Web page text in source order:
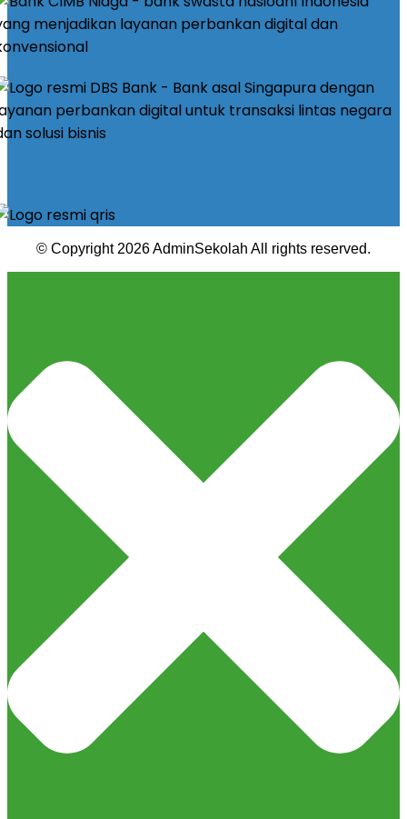
© Copyright 2026 AdminSekolah All rights reserved.